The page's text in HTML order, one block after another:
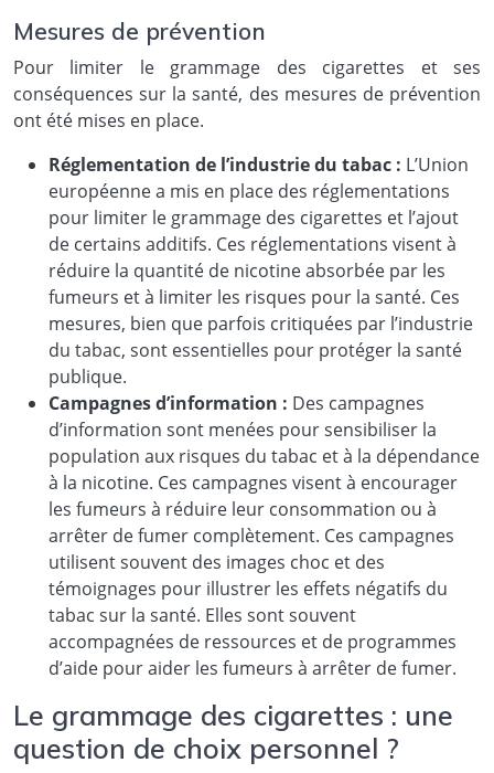
Mesures de prévention
Pour limiter le grammage des cigarettes et ses
conséquences sur la santé, des mesures de prévention
ont été mises en place.
Réglementation de l’industrie du tabac : L’Union
européenne a mis en place des réglementations
pour limiter le grammage des cigarettes et l’ajout
de certains additifs. Ces réglementations visent à
réduire la quantité de nicotine absorbée par les
fumeurs et à limiter les risques pour la santé. Ces
mesures, bien que parfois critiquées par l’industrie
du tabac, sont essentielles pour protéger la santé
publique.
Campagnes d’information : Des campagnes
d’information sont menées pour sensibiliser la
population aux risques du tabac et à la dépendance
à la nicotine. Ces campagnes visent à encourager
les fumeurs à réduire leur consommation ou à
arrêter de fumer complètement. Ces campagnes
utilisent souvent des images choc et des
témoignages pour illustrer les effets négatifs du
tabac sur la santé. Elles sont souvent
accompagnées de ressources et de programmes
d’aide pour aider les fumeurs à arrêter de fumer.
Le grammage des cigarettes : une
question de choix personnel ?